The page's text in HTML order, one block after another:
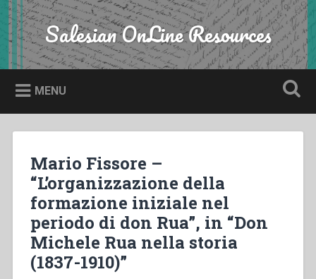
Skip
to
content
Search Salesian OnLine Resources
MENU
Mario Fissore –
“L’organizzazione della
formazione iniziale nel
periodo di don Rua”, in “Don
Michele Rua nella storia
(1837-1910)”